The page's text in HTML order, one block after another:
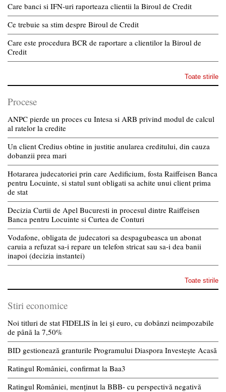
Care banci si IFN-uri raporteaza clientii la Biroul de Credit
Ce trebuie sa stim despre Biroul de Credit
Care este procedura BCR de raportare a clientilor la Biroul de
Credit
Toate stirile
Procese
ANPC pierde un proces cu Intesa si ARB privind modul de calcul
al ratelor la credite
Un client Credius obtine in justitie anularea creditului, din cauza
dobanzii prea mari
Hotararea judecatoriei prin care Aedificium, fosta Raiffeisen Banca
pentru Locuinte, si statul sunt obligati sa achite unui client prima
de stat
Decizia Curtii de Apel Bucuresti in procesul dintre Raiffeisen
Banca pentru Locuinte si Curtea de Conturi
Vodafone, obligata de judecatori sa despagubeasca un abonat
caruia a refuzat sa-i repare un telefon stricat sau sa-i dea banii
inapoi (decizia instantei)
Toate stirile
Stiri economice
Noi titluri de stat FIDELIS în lei și euro, cu dobânzi neimpozabile
de pânã la 7,50%
BID gestionează granturile Programului Diaspora Investește Acasă
Ratingul României, confirmat la Baa3
Ratingul României, menținut la BBB- cu perspectivă negativă